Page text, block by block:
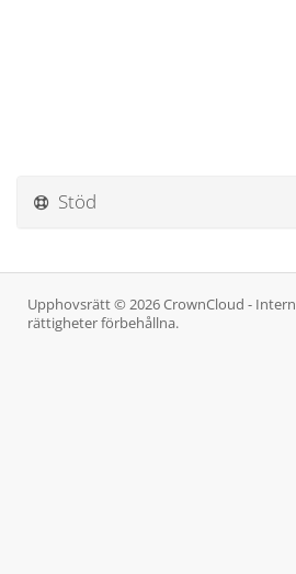
Stöd
Upphovsrätt © 2026 CrownCloud -
rättigheter förbehållna.